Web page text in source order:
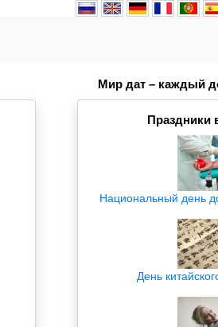
Мир дат – каждый
Праздники
Национальный день
День